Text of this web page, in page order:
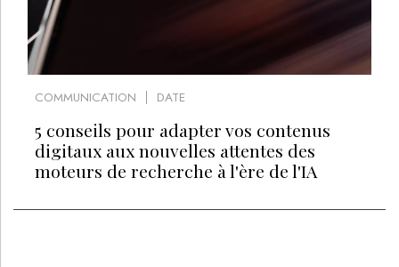
COMMUNICATION DATE
5 conseils pour adapter vos contenus
digitaux aux nouvelles attentes des
moteurs de recherche à l'ère de l'IA